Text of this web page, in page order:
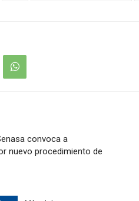
convoca a
nuevo procedimiento de